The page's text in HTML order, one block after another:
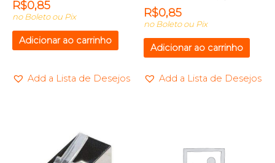
R$0,85
no Boleto ou Pix
Adicionar ao carrinho
Add a Lista de Desejos
R$0,85
no Boleto ou Pix
Adicionar ao carrinho
Add a Lista de Desejos